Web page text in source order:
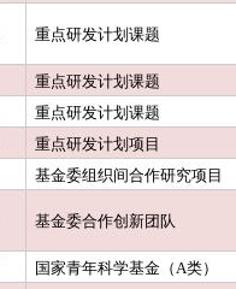
重点研发计划课题
重点研发计划课题
重点研发计划课题
重点研发计划项目
基金委组织间合作研究项目
基金委合作创新团队
国家青年科学基金（A类）